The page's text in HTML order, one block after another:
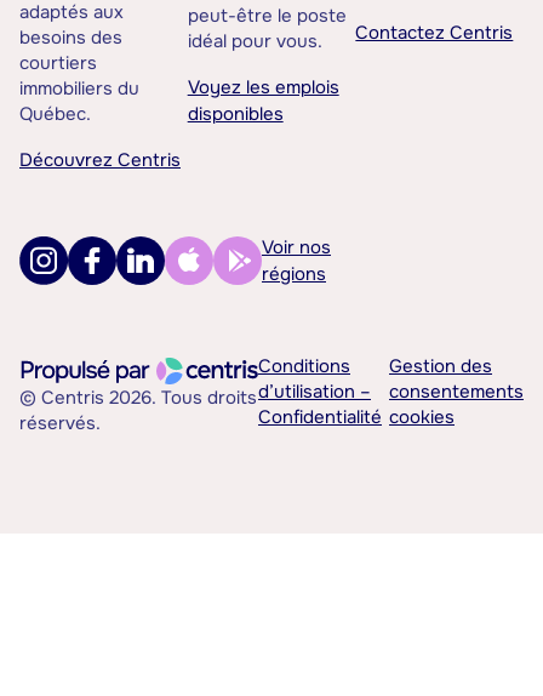
adaptés aux
besoins des
courtiers
immobiliers du
Québec.
Découvrez Centris
peut-être le poste
idéal pour vous.
Voyez les emplois
disponibles
Contactez Centris
Voir nos
régions
© Centris 2026. Tous droits
réservés.
Conditions
d’utilisation –
Confidentialité
Gestion des
consentements
cookies